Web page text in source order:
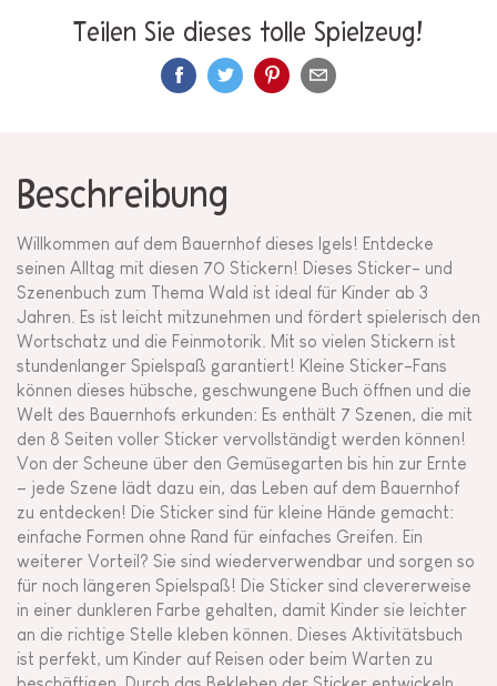
Teilen Sie dieses tolle Spielzeug!
Beschreibung
Willkommen auf dem Bauernhof dieses Igels! Entdecke
seinen Alltag mit diesen 70 Stickern! Dieses Sticker- und
Szenenbuch zum Thema Wald ist ideal für Kinder ab 3
Jahren. Es ist leicht mitzunehmen und fördert spielerisch den
Wortschatz und die Feinmotorik. Mit so vielen Stickern ist
stundenlanger Spielspaß garantiert! Kleine Sticker-Fans
können dieses hübsche, geschwungene Buch öffnen und die
Welt des Bauernhofs erkunden: Es enthält 7 Szenen, die mit
den 8 Seiten voller Sticker vervollständigt werden können!
Von der Scheune über den Gemüsegarten bis hin zur Ernte
– jede Szene lädt dazu ein, das Leben auf dem Bauernhof
zu entdecken! Die Sticker sind für kleine Hände gemacht:
einfache Formen ohne Rand für einfaches Greifen. Ein
weiterer Vorteil? Sie sind wiederverwendbar und sorgen so
für noch längeren Spielspaß! Die Sticker sind clevererweise
in einer dunkleren Farbe gehalten, damit Kinder sie leichter
an die richtige Stelle kleben können. Dieses Aktivitätsbuch
ist perfekt, um Kinder auf Reisen oder beim Warten zu